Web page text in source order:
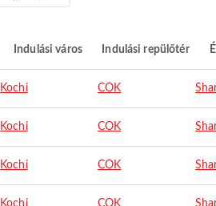
Indulási város Indulási repülőtér
Kochi COK
Kochi COK
Kochi COK